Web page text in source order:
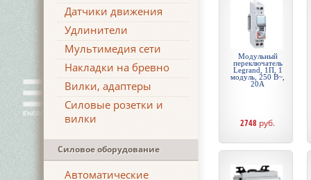
Датчики движения
Удлинители
Мультимедия сети
Накладки на бревно
Вилки, адаптеры
Силовые розетки и
вилки
Силовое оборудование
Автоматические
Модульный
переключатель
Legrand, 1П, 1
модуль, 250 В~,
20А
2748 руб.